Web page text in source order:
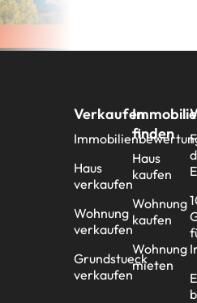
Verkaufen
Haus
verkaufen
Wohnung
verkaufen
Grundstueck
verkaufen
Immobilie
finden
Haus
kaufen
Wohnung
kaufen
Wohnung
mieten